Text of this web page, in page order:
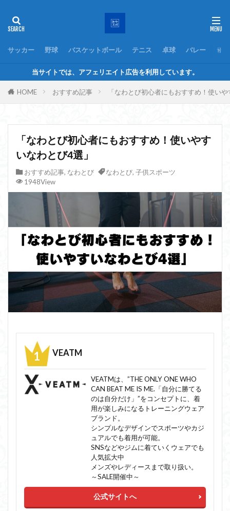
サッカー 野球 バスケットボール テニス 卓球 バレー ラ
当サイトでは、アフェリエイト広告を利用しています。
HOME おすすめ記事 「なわとび初心者にもおすすめ！使い
「なわとび初心者にもおすすめ！使いやす
いなわとび4選」
おすすめ記事, なわとび なわとび, 子供スポーツ
1948View
VEATM
VEATMは、”THE ONLY ONE WHO
CAN BEAT ME IS ME.「自分に勝てる
のは自分だけ」”をコンセプトに、着
用が楽しみになるトレーニングウェア
ブランド。
シンプルなデザインでスポーツやカジ
ュアルでも着用が可能。
SNSなどやジムに着ていくウェアでも
人気拡大中
メンズやレディースまで取り扱い。
～SALE開催中～
公式サイトへ